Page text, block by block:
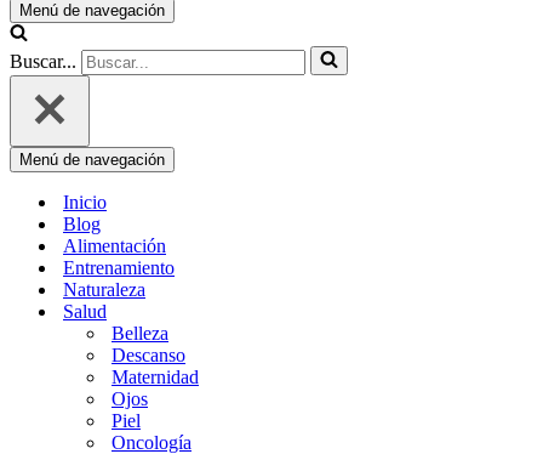
Menú de navegación
Buscar...
Menú de navegación
Inicio
Blog
Alimentación
Entrenamiento
Naturaleza
Salud
Belleza
Descanso
Maternidad
Ojos
Piel
Oncología